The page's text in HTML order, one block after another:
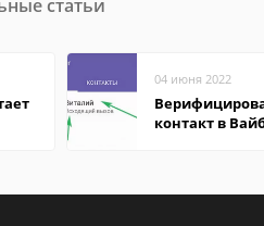
статьи
04 июня 2022
контакт в